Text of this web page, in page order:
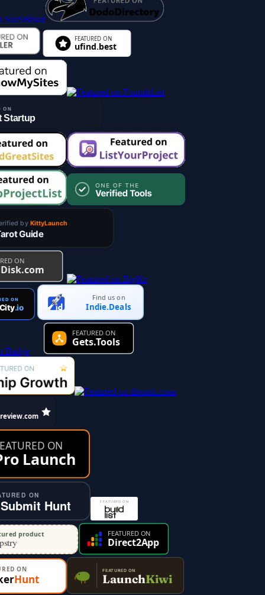
Find us on
Indie.Deals